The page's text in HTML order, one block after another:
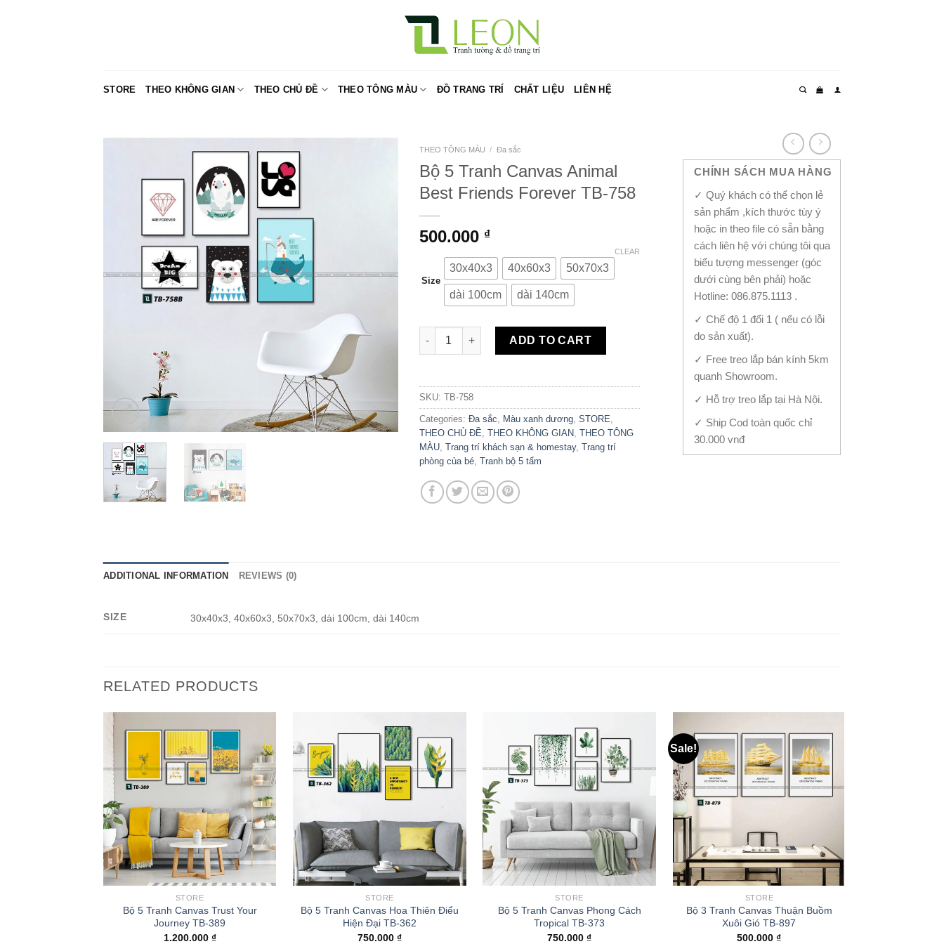
STORE THEO KHÔNG GIAN THEO CHỦ ĐỀ THEO TÔNG MÀU ĐỒ TRANG TRÍ CHẤT LIỆU LIÊN HỆ
THEO TÔNG MÀU / Đa sắc
Bộ 5 Tranh Canvas Animal
Best Friends Forever TB-758
500.000 ₫
Size
30x40x3 40x60x3 50x70x3
dài 100cm dài 140cm
CLEAR
Bộ 5 Tranh Canvas Animal Best Friends Forever TB-758 quantity
ADD TO CART
SKU: TB-758
Categories: Đa sắc Màu xanh dương STORE
THEO CHỦ ĐỀ THEO KHÔNG GIAN THEO TÔNG
MÀU Trang trí khách sạn & homestay, Trang trí
phòng của bé Tranh bộ 5 tấm
CHÍNH SÁCH MUA HÀNG
✓ Quý khách có thể chọn lẻ
sản phẩm ,kích thước tùy ý
hoặc in theo file có sẵn bằng
cách liên hệ với chúng tôi qua
biểu tượng messenger (góc
dưới cùng bên phải) hoặc
Hotline: 086.875.1113 .
✓ Chế độ 1 đổi 1 ( nếu có lỗi
do sản xuất).
✓ Free treo lắp bán kính 5km
quanh Showroom.
✓ Hỗ trợ treo lắp tại Hà Nội.
✓ Ship Cod toàn quốc chỉ
30.000 vnđ
ADDITIONAL INFORMATION REVIEWS (0)
SIZE 30x40x3, 40x60x3, 50x70x3, dài 100cm, dài 140cm
RELATED PRODUCTS
STORE
Bộ 5 Tranh Canvas Trust Your
Journey TB-389
1.200.000 ₫
STORE
Bộ 5 Tranh Canvas Hoa Thiên Điểu
Hiện Đại TB-362
750.000 ₫
STORE
Bộ 5 Tranh Canvas Phong Cách
Tropical TB-373
750.000₫
Sale!
STORE
Bộ 3 Tranh Canvas Thuận Buồm
Xuôi Gió TB-897
500.000₫